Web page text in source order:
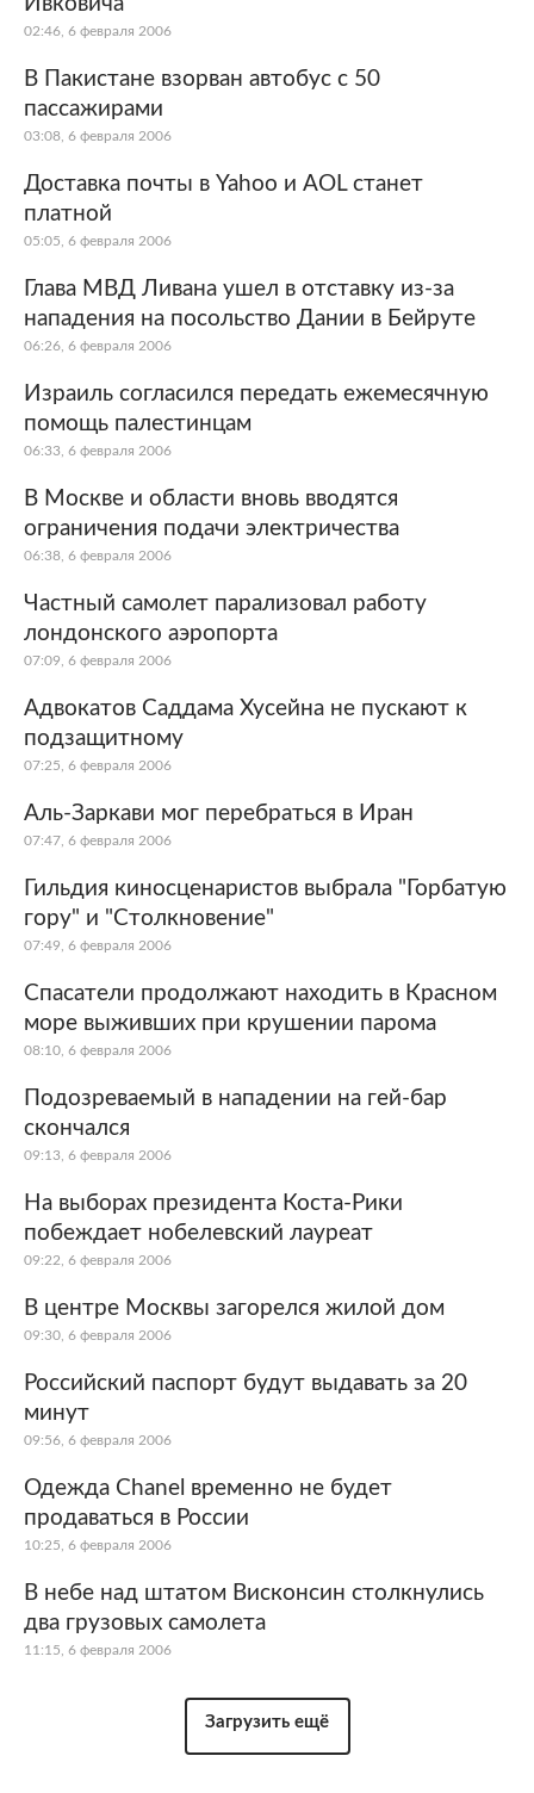
Забота о себе
02:46, 6 февраля 2006
В Пакистане взорван автобус с 50
пассажирами
03:08, 6 февраля 2006
Доставка почты в Yahoo и AOL станет
платной
05:05, 6 февраля 2006
Глава МВД Ливана ушел в отставку из-за
нападения на посольство Дании в Бейруте
06:26, 6 февраля 2006
Израиль согласился передать ежемесячную
помощь палестинцам
06:33, 6 февраля 2006
В Москве и области вновь вводятся
ограничения подачи электричества
06:38, 6 февраля 2006
Частный самолет парализовал работу
лондонского аэропорта
07:09, 6 февраля 2006
Адвокатов Саддама Хусейна не пускают к
подзащитному
07:25, 6 февраля 2006
Аль-Заркави мог перебраться в Иран
07:47, 6 февраля 2006
Гильдия киносценаристов выбрала "Горбатую
гору" и "Столкновение"
07:49, 6 февраля 2006
Спасатели продолжают находить в Красном
море выживших при крушении парома
08:10, 6 февраля 2006
Подозреваемый в нападении на гей-бар
скончался
09:13, 6 февраля 2006
На выборах президента Коста-Рики
побеждает нобелевский лауреат
09:22, 6 февраля 2006
В центре Москвы загорелся жилой дом
09:30, 6 февраля 2006
Российский паспорт будут выдавать за 20
минут
09:56, 6 февраля 2006
Одежда Chanel временно не будет
продаваться в России
10:25, 6 февраля 2006
В небе над штатом Висконсин столкнулись
два грузовых самолета
11:15, 6 февраля 2006
Загрузить ещё